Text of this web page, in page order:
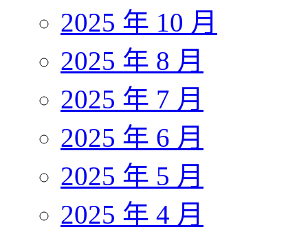
2025 年 10 月
2025 年 8 月
2025 年 7 月
2025 年 6 月
2025 年 5 月
2025 年 4 月